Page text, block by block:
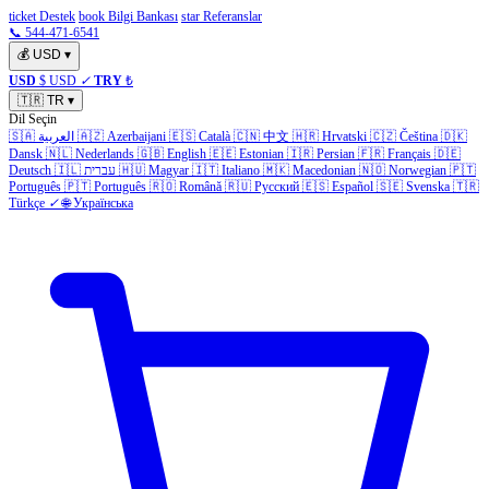
ticket Destek book Bilgi Bankası star Referanslar
📞 544-471-6541
💰 USD ▾
USD $ USD ✓ TRY ₺
🇹🇷 TR ▾
Dil Seçin
🇸🇦 العربية 🇦🇿 Azerbaijani 🇪🇸 Català 🇨🇳 中文 🇭🇷 Hrvatski 🇨🇿 Čeština 🇩🇰
Dansk 🇳🇱 Nederlands 🇬🇧 English 🇪🇪 Estonian 🇮🇷 Persian 🇫🇷 Français 🇩🇪
Deutsch 🇮🇱 עברית 🇭🇺 Magyar 🇮🇹 Italiano 🇲🇰 Macedonian 🇳🇴 Norwegian 🇵🇹
Português 🇵🇹 Português 🇷🇴 Română 🇷🇺 Русский 🇪🇸 Español 🇸🇪 Svenska 🇹🇷
Türkçe ✓ 🌐 Українська